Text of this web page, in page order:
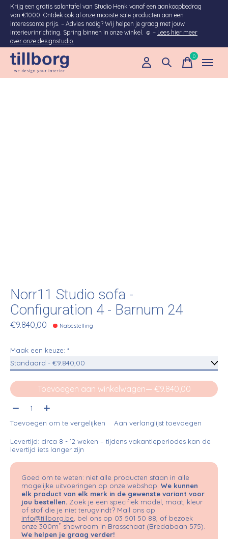
Krijg een gratis salontafel van Studio Henk vanaf een aankoopbedrag
van €1000. Ontdek ook al onze mooiste sale producten aan een
interessante prijs. – Advies nodig? Wij helpen je graag met jouw
interieurinrichting. Spring binnen in onze winkel. ☺ – Lees hier meer
over onze designstudio.
0items
Norr11 Studio sofa -
Configuration 4 - Barnum 24
€9.840,00 Nabestelling
Maak een keuze: *
Toevoegen aan winkelwagen
— €9.840,00
Aantal:
Toevoegen om te vergelijken Aan verlanglijst toevoegen
Levertijd: circa 8 - 12 weken – tijdens vakantieperiodes kan de
levertijd iets langer zijn
Goed om te weten: niet alle producten staan in alle
mogelijke uitvoeringen op onze webshop. We kunnen
elk product van elk merk in de gewenste variant voor
jou bestellen. Zoek je een specifiek model, maat, kleur
of stof die je niet terugvindt? Mail ons op
info@tillborg.be , bel ons op 03 501 50 88, of bezoek
onze 300m² showroom in Brasschaat (Bredabaan 575).
We helpen je graag verder!